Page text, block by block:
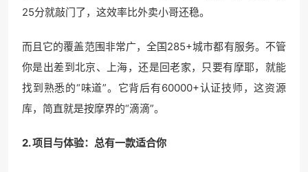
25分就敲门了，这效率比外卖小哥还稳。
而且它的覆盖范围非常广，全国285+城市都有服务。不管
你是出差到北京、上海，还是回老家，只要有摩耶，就能
找到熟悉的“味道”。它背后有60000+认证技师，这资源
库，简直就是按摩界的“滴滴”。
2. 项目与体验：总有一款适合你